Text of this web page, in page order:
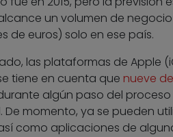
un volumen de
de euros) solo en ese país.
las plataformas de Apple
tiene en cuenta que nueve
algún paso del
De momento, ya se pueden
como aplicaciones de